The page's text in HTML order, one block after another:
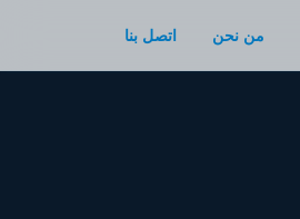
من نحن اتصل بنا